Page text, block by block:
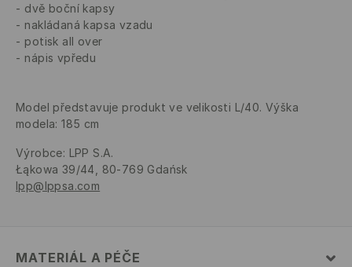
dvě boční kapsy
nakládaná kapsa vzadu
potisk all over
nápis vpředu
Model představuje produkt ve velikosti L/40. Výška
modela: 185 cm
Výrobce: LPP S.A.
Łąkowa 39/44, 80-769 Gdańsk
lpp@lppsa.com
MATERIÁL A PÉČE